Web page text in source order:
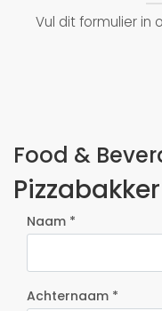
Vul dit formulier in
Food &
Pizzabakker
Naam *
Achternaam *